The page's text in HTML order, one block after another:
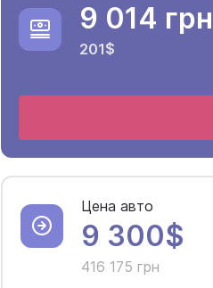
9 014 грн
201$
Цена авто
9 300$
416 175 грн